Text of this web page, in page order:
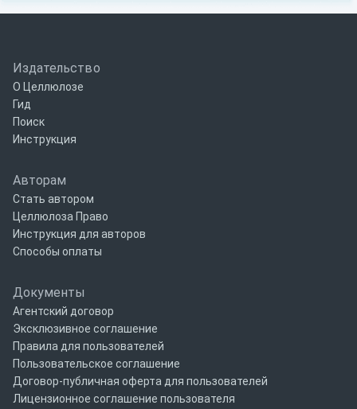
Издательство
О Целлюлозе
Гид
Поиск
Инструкция
Авторам
Стать автором
Целлюлоза Право
Инструкция для авторов
Способы оплаты
Документы
Агентский договор
Эксклюзивное соглашение
Правила для пользователей
Пользовательское соглашение
Договор-публичная оферта для пользователей
Лицензионное соглашение пользователя